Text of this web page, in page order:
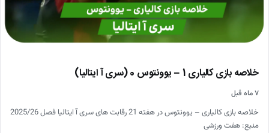
خلاصه بازی کالیاری 1 – یوونتوس 0 (سری آ ایتالیا)
۷ ماه قبل
خلاصه بازی کالیاری – یوونتوس در هفته 21 رقابت های سری آ ایتالیا فصل 2025/26
منبع: هفت ورزشی